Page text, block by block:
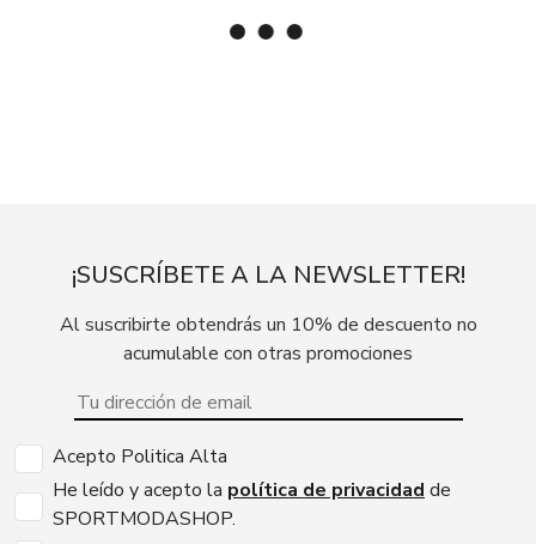
¡SUSCRÍBETE A LA NEWSLETTER!
Al suscribirte obtendrás un 10% de descuento no
acumulable con otras promociones
Acepto Politica Alta
He leído y acepto la política de privacidad de
SPORTMODASHOP.